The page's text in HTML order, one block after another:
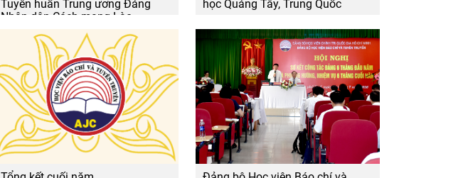
Tuyên huấn Trung ương Đảng
Nhân dân Cách mạng Lào
học Quảng Tây, Trung Quốc